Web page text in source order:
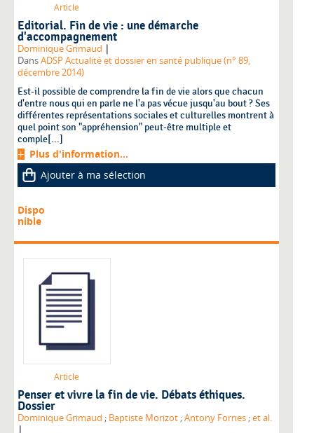
Article
Editorial. Fin de vie : une démarche
d'accompagnement
Dominique Grimaud |
DansADSP Actualité et dossier en santé publique (n° 89,
décembre 2014)
Est-il possible de comprendre la fin de vie alors que chacun
d'entre nous qui en parle ne l'a pas vécue jusqu'au bout ? Ses
différentes représentations sociales et culturelles montrent à
quel point son "appréhension" peut-être multiple et
comple[...]
Plus d'information...
Ajouter à ma sélection
Dispo
nible
Article
Penser et vivre la fin de vie. Débats éthiques.
Dossier
Dominique Grimaud ; Baptiste Morizot ;Antony Fornes ;et al.
|